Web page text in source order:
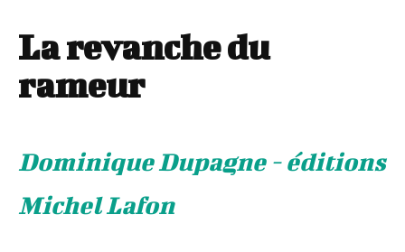
La revanche du
rameur
Dominique Dupagne - éditions
Michel Lafon